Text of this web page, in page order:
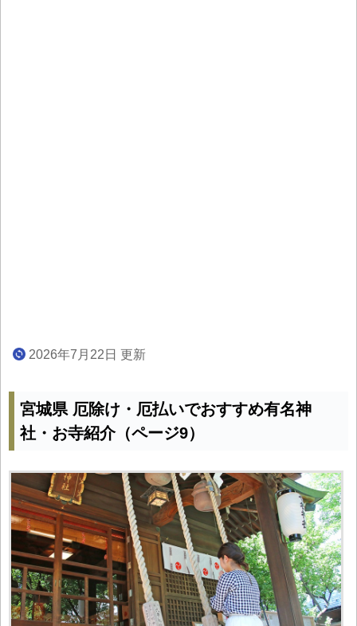
2026年7月22日 更新
宮城県 厄除け・厄払いでおすすめ有名神
社・お寺紹介（ページ9）